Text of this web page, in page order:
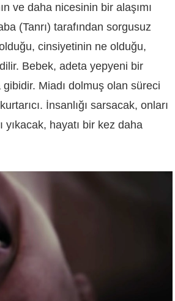
ve daha nicesinin bir alaşımı
(Tanrı) tarafından sorgusuz
cinsiyetinin ne olduğu,
Bebek, adeta yepyeni bir
Miadı dolmuş olan süreci
İnsanlığı sarsacak, onları
hayatı bir kez daha